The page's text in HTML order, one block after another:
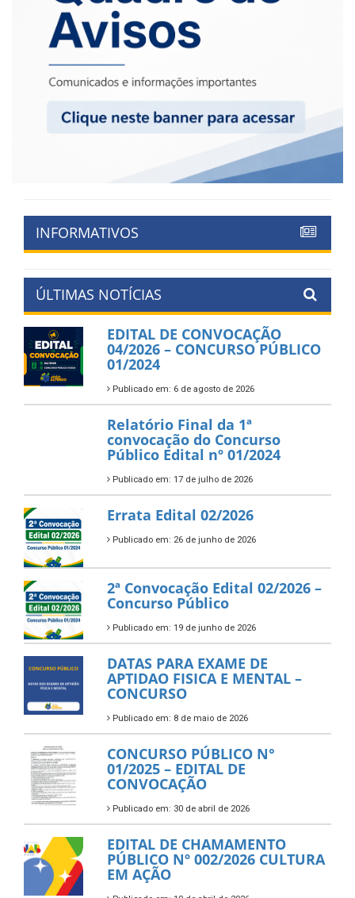
INFORMATIVOS
ÚLTIMAS NOTÍCIAS
EDITAL DE CONVOCAÇÃO
04/2026 – CONCURSO PÚBLICO
01/2024
Publicado em: 6 de agosto de 2026
Relatório Final da 1ª
convocação do Concurso
Público Edital nº 01/2024
Publicado em: 17 de julho de 2026
Errata Edital 02/2026
Publicado em: 26 de junho de 2026
2ª Convocação Edital 02/2026 –
Concurso Público
Publicado em: 19 de junho de 2026
DATAS PARA EXAME DE
APTIDAO FISICA E MENTAL –
CONCURSO
Publicado em: 8 de maio de 2026
CONCURSO PÚBLICO N°
01/2025 – EDITAL DE
CONVOCAÇÃO
Publicado em: 30 de abril de 2026
EDITAL DE CHAMAMENTO
PÚBLICO Nº 002/2026 CULTURA
EM AÇÃO